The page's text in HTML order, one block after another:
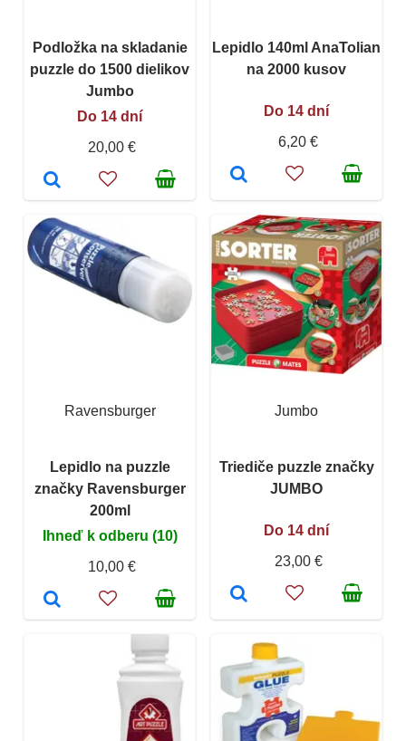
Podložka na skladanie
puzzle do 1500 dielikov
Jumbo
Do 14 dní
20,00 €
Lepidlo 140ml AnaTolian
na 2000 kusov
Do 14 dní
6,20 €
Ravensburger
Lepidlo na puzzle
značky Ravensburger
200ml
Ihneď k odberu (10)
10,00 €
Jumbo
Triediče puzzle značky
JUMBO
Do 14 dní
23,00 €